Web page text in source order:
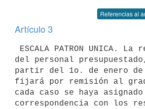
Referencias al
Artículo 3
del personal
partir del 1o. de enero de
fijará por remisión al
cada caso se haya
correspondencia con los